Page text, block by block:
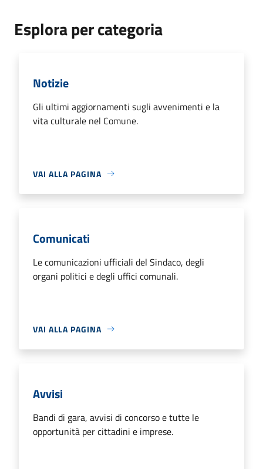
Esplora per categoria
Notizie
Gli ultimi aggiornamenti sugli avvenimenti e la
vita culturale nel Comune.
VAI ALLA PAGINA
Comunicati
Le comunicazioni ufficiali del Sindaco, degli
organi politici e degli uffici comunali.
VAI ALLA PAGINA
Avvisi
Bandi di gara, avvisi di concorso e tutte le
opportunità per cittadini e imprese.